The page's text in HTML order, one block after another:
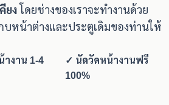
ยงโดยช่างของเราจะทำงานด้วย
บหน้าต่างและประตูเดิมของท่านให้
างาน 1-4
✓ นัดวัดหน้างานฟรี
100%